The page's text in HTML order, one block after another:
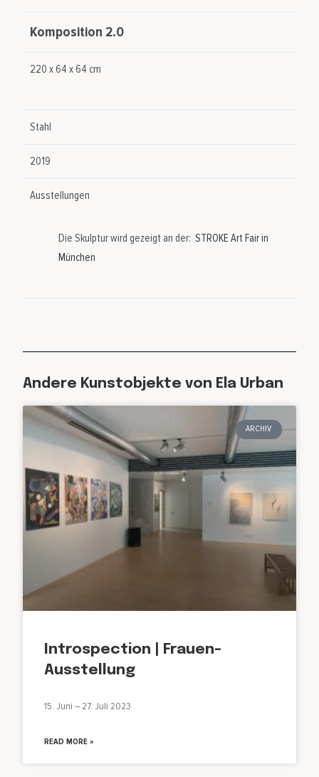
Komposition 2.0
220 x 64 x 64 cm
Stahl
2019
Ausstellungen
Die Skulptur wird gezeigt an der: STROKE Art Fair in
München
Andere Kunstobjekte von Ela Urban
ARCHIV
Introspection | Frauen-
Ausstellung
15. Juni – 27. Juli 2023
READ MORE »